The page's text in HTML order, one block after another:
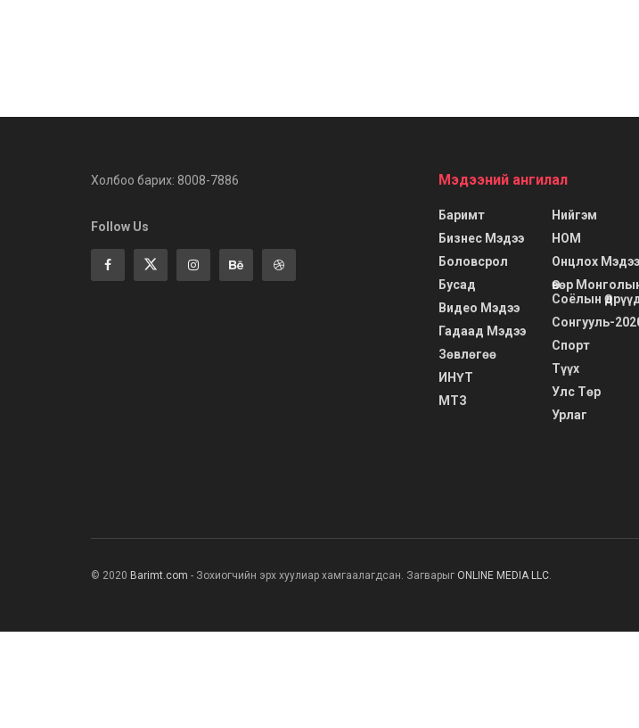
Холбоо барих: 8008-7886
Follow Us
Мэдээний ангилал
Баримт
Бизнес Мэдээ
Боловсрол
Бусад
Видео Мэдээ
Гадаад Мэдээ
Зөвлөгөө
ИНҮТ
МТЗ
Нийгэм
НОМ
Онцлох Мэдээ
Өвөр
Соёлын
Сонгууль-
Спорт
Түүх
Улс Төр
Урлаг
© 2020 Barimt.com - Зохиогчийн эрх хуулиар хамгаалагдсан. Загварыг ONLINE MEDIA LLC